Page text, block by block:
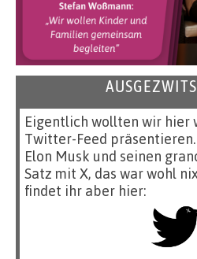
Eigentlich wollten wir hier
Twitter-Feed
Elon Musk und seinen
Satz mit X, das war wohl
findet ihr aber hier: